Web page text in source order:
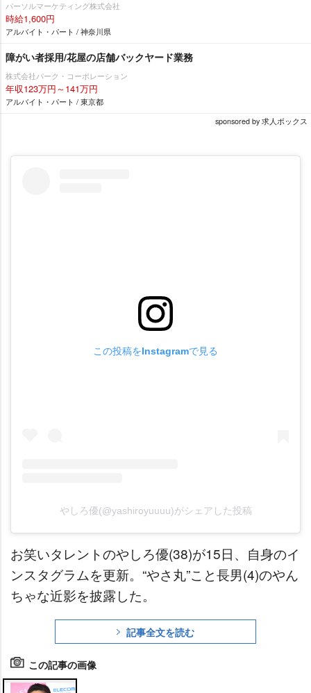
パーソルマーケティング株式会社
時給1,600円
アルバイト・パート / 神奈川県
障がい者採用/花屋の店舗バックヤード業務
株式会社パーク・コーポレーション
年収123万円～141万円
アルバイト・パート / 東京都
sponsored by 求人ボックス
この投稿をInstagramで見る
しろ優(@yashiroyuuuu)がシェアした投稿
お笑いタレントのやしろ優(38)が15日、自身のイ
ンスタグラムを更新。“やさ丸”こと長男(4)のやん
ちゃな近影を披露した。
記事全文を読む
この記事の画像